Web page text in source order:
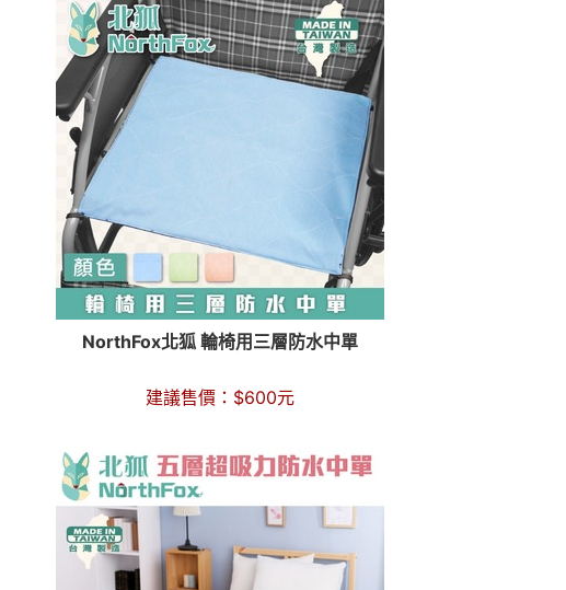
NorthFox北狐 輪椅用三層防水中單
建議售價： $600元